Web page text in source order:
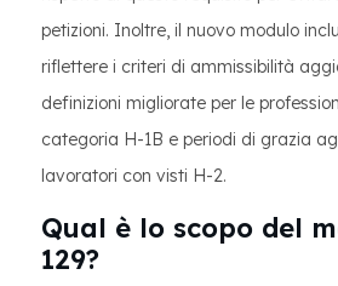
petizioni. Inoltre, il nuovo modulo
riflettere i criteri di ammissibilità
definizioni migliorate per le
categoria H-1B e periodi di grazia
lavoratori con visti H-2.
Qual è lo scopo del
129?